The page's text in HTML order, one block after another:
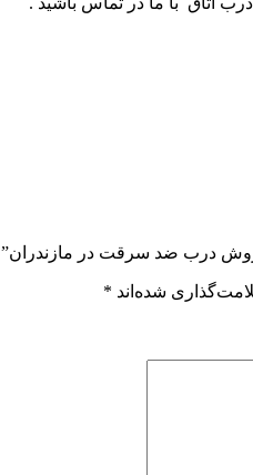
درب ضد سرقت در مازندران”
شده‌اند *